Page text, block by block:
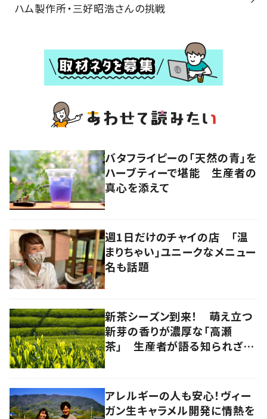
ハム製作所・三好昭浩さんの挑戦
バタフライピーの「天然の青」を
ハーブティーで堪能 生産者の
真心を添えて
週1日だけのチャイの店 「温
まりちゃい」ユニークなメニュー
名も話題
新茶シーズン到来！ 萌え立つ
新芽の香りが濃厚な「高瀬
茶」 生産者が語る知られざる
アレルギーの人も安心！ヴィー
ガン生キャラメル開発に情熱を